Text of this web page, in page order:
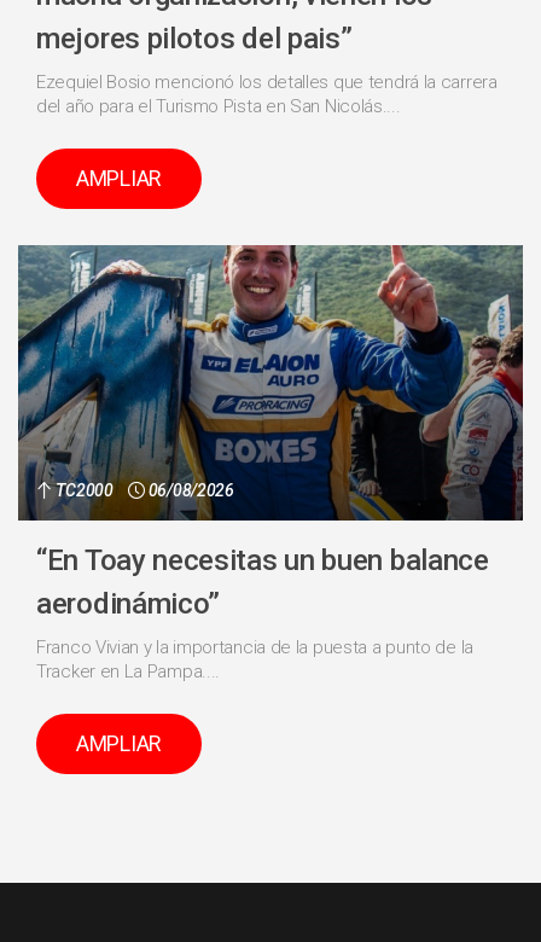
mejores pilotos del pais”
Ezequiel Bosio mencionó los detalles que tendrá la carrera
del año para el Turismo Pista en San Nicolás....
AMPLIAR
TC2000 06/08/2026
“En Toay necesitas un buen balance
aerodinámico”
Franco Vivian y la importancia de la puesta a punto de la
Tracker en La Pampa....
AMPLIAR